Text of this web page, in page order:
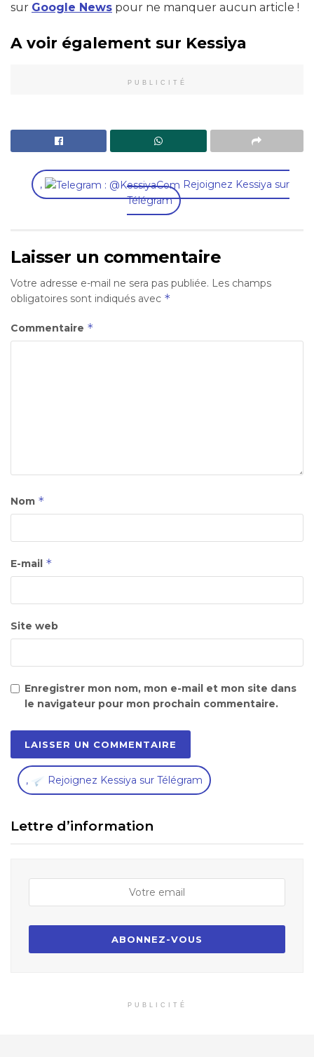
sur Google News pour ne manquer aucun article !
A voir également sur Kessiya
PUBLICITÉ
,
Rejoignez Kessiya sur
Télégram
Laisser un commentaire
Votre adresse e-mail ne sera pas publiée. Les champs
obligatoires sont indiqués avec *
Commentaire *
Nom *
E-mail *
Site web
Enregistrer mon nom, mon e-mail et mon site dans
le navigateur pour mon prochain commentaire.
, Rejoignez Kessiya sur Télégram
Lettre d’information
PUBLICITÉ